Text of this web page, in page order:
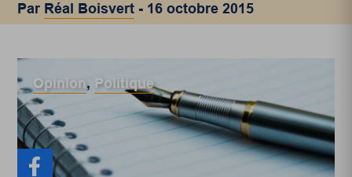
Par Réal Boisvert - 16 octobre 2015
Opinion, Politique